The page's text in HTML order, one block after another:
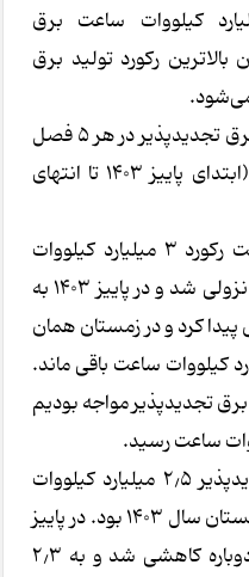
بود، مجموعا 3 میلیارد کیلووات ساعت برق
رکورد تولید برق
طبق آمارهای رسمی، رشد تولید برق تجدیدپذیر در هر ۵ فصل
نخست عملکرد دولت چهاردهم (ابتدای پاییز ۱۴۰۳ تا انتهای
تولید برق تجدیدپذیر پس از ثبت رکورد 3 میلیارد کیلووات
ساعت در تابستان ۱۴۰۳ به تدریج نزولی شد و در پاییز ۱۴۰۳ به
پیدا کرد و در زمستان همان
همان سطح ۲٫۵ میلیارد کیلووات ساعت باقی ماند.
برق تجدیدپذیر مواجه بودیم
در تابستان ۱۴۰۴ تولید برق تجدیدپذیر ۲٫۵ میلیارد کیلووات
ساعت شد که ۱۵ درصد کمتر از تابستان سال ۱۴۰۳ بود. در پاییز
۱۴۰۴ هم تولید برق تجدیدپذیر دوباره کاهشی شد و به ۲٫۳